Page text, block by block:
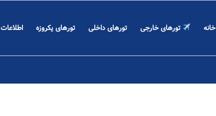
خانه تورهای خارجی تورهای داخلی تورهای یکروزه